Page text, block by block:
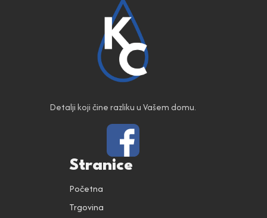
Detalji koji čine razliku u Vašem domu.
Stranice
Početna
Trgovina